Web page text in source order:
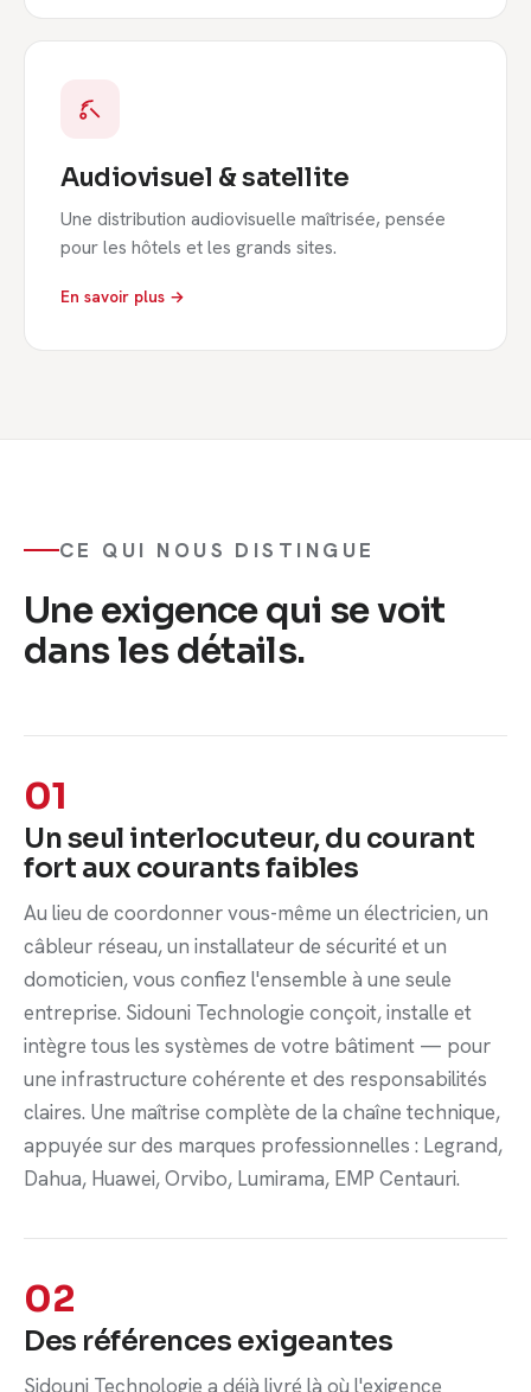
Audiovisuel & satellite
Une distribution audiovisuelle maîtrisée, pensée
pour les hôtels et les grands sites.
En savoir plus →
CE QUI NOUS DISTINGUE
Une exigence qui se voit
dans les détails.
01
Un seul interlocuteur, du courant
fort aux courants faibles
Au lieu de coordonner vous-même un électricien, un
câbleur réseau, un installateur de sécurité et un
domoticien, vous confiez l'ensemble à une seule
entreprise. Sidouni Technologie conçoit, installe et
intègre tous les systèmes de votre bâtiment — pour
une infrastructure cohérente et des responsabilités
claires. Une maîtrise complète de la chaîne technique,
appuyée sur des marques professionnelles : Legrand,
Dahua, Huawei, Orvibo, Lumirama, EMP Centauri.
02
Des références exigeantes
Sidouni Technologie a déjà livré là où l'exigence